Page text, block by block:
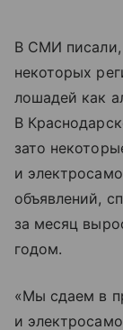
В СМИ писали,
некоторых
лошадей как
В
зато
и
объявлений,
за месяц
годом.
«Мы сдаем в
и